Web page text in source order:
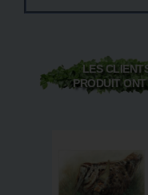
LES
PRODUIT